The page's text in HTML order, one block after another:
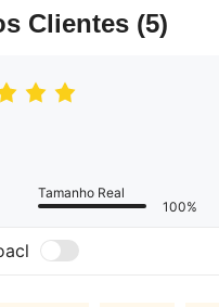
Clientes (5)
Tamanho Real
100%